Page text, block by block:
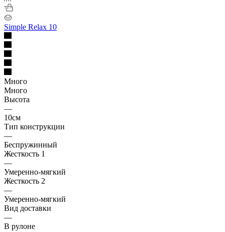
Simple Relax 10
Много
Много
Высота
—
10см
Тип конструкции
—
Беспружинный
Жесткость 1
—
Умеренно-мягкий
Жесткость 2
—
Умеренно-мягкий
Вид доставки
—
В рулоне